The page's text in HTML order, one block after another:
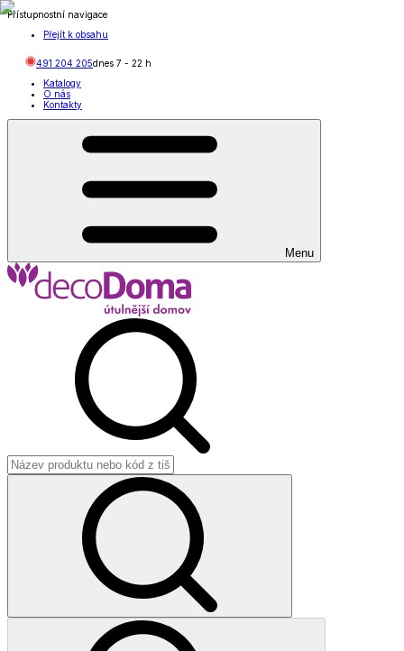
Přístupnostní navigace
Přejít k obsahu
491 204 205dnes 7 - 22 h
Katalogy
O nás
Kontakty
Menu